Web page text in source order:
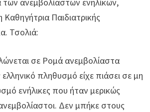
ανεμβολίαστων ενηλίκων,
Καθηγήτρια Παιδιατρικής
Τσολιά:
σε Ρομά ανεμβολίαστα
πληθυσμό είχε πιάσει σε μη
ενήλικες που ήταν μερικώς
Δεν μπήκε στους